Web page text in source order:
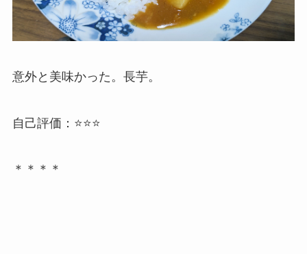
意外と美味かった。長芋。
自己評価：⭐️⭐️⭐️
＊＊＊＊